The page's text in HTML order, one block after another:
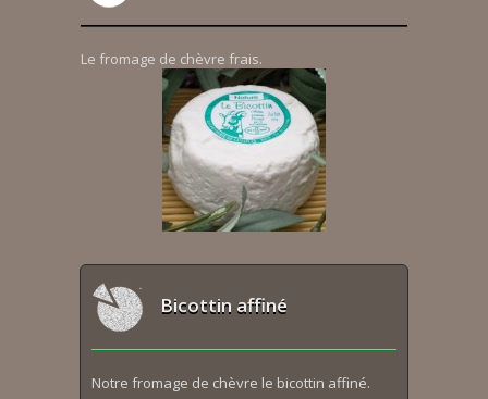
Le fromage de chèvre frais.
Bicottin affiné
Notre fromage de chèvre le bicottin affiné.